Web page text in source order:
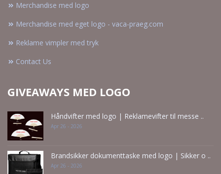
Merchandise med logo
Merchandise med eget logo - vaca-praeg.com
Reklame vimpler med tryk
Contact Us
GIVEAWAYS MED LOGO
Håndvifter med logo | Reklamevifter til messe ..
Apr 26 - 2026
Brandsikker dokumenttaske med logo | Sikker o ..
Apr 26 - 2026